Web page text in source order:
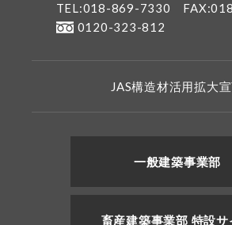
TEL:018-869-7330
0120-323-812
JAS構造材活用拡大
一般建築事業部
畜産建築事業部 特設サ